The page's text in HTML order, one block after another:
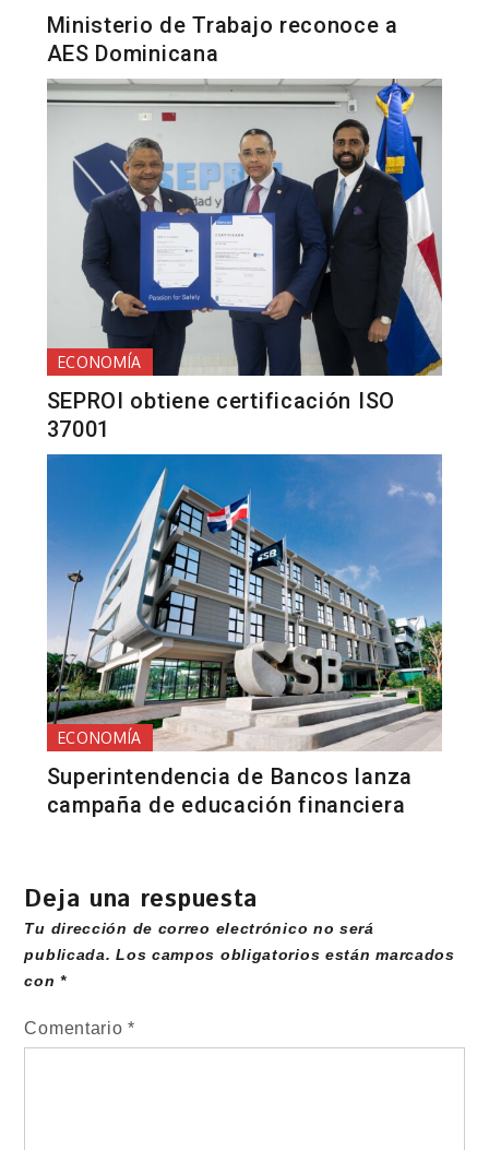
Ministerio de Trabajo reconoce a
AES Dominicana
ECONOMÍA
SEPROI obtiene certificación ISO
37001
ECONOMÍA
Superintendencia de Bancos lanza
campaña de educación financiera
Deja una respuesta
Tu dirección de correo electrónico no será
publicada. Los campos obligatorios están marcados
con*
Comentario*